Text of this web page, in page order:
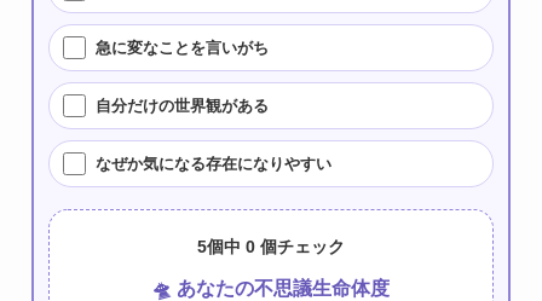
急に変なことを言いがち
自分だけの世界観がある
なぜか気になる存在になりやすい
5個中 0 個チェック
🛸 あなたの不思議生命体度